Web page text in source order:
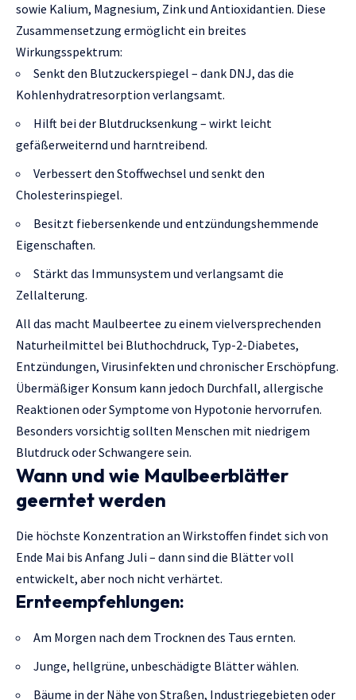
sowie Kalium, Magnesium, Zink und Antioxidantien. Diese
Zusammensetzung ermöglicht ein breites
Wirkungsspektrum:
Senkt den Blutzuckerspiegel – dank DNJ, das die
Kohlenhydratresorption verlangsamt.
Hilft bei der Blutdrucksenkung – wirkt leicht
gefäßerweiternd und harntreibend.
Verbessert den Stoffwechsel und senkt den
Cholesterinspiegel.
Besitzt fiebersenkende und entzündungshemmende
Eigenschaften.
Stärkt das Immunsystem und verlangsamt die
Zellalterung.
All das macht Maulbeertee zu einem vielversprechenden
Naturheilmittel bei Bluthochdruck, Typ-2-Diabetes,
Entzündungen, Virusinfekten und chronischer Erschöpfung.
Übermäßiger Konsum kann jedoch Durchfall, allergische
Reaktionen oder Symptome von Hypotonie hervorrufen.
Besonders vorsichtig sollten Menschen mit niedrigem
Blutdruck oder Schwangere sein.
Wann und wie Maulbeerblätter
geerntet werden
Die höchste Konzentration an Wirkstoffen findet sich von
Ende Mai bis Anfang Juli – dann sind die Blätter voll
entwickelt, aber noch nicht verhärtet.
Ernteempfehlungen:
Am Morgen nach dem Trocknen des Taus ernten.
Junge, hellgrüne, unbeschädigte Blätter wählen.
Bäume in der Nähe von Straßen, Industriegebieten oder